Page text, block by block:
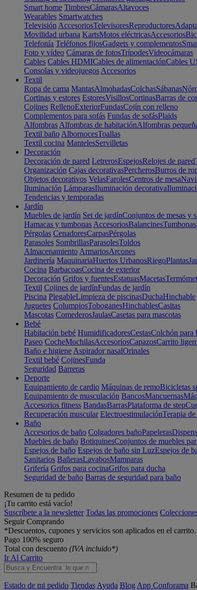
Smart home TimbresCámarasAltavoces
Wearables Smartwatches
Televisión AccesoriosTelevisoresReproductores
Movilidad urbana KartsMotos eléctricasAccesorios
Telefonía Teléfonos fijosGadgets y complementos
Foto y vídeo Cámaras de fotosTrípodesVideocámaras
Cables Cables HDMICables de alimentaciónCables
Consolas y videojuegos Accesorios
Textil
Ropa de cama MantasAlmohadasColchasSábanas
Cortinas y estores EstoresVisillosCortinasBarras de
Cojines RellenoExteriorFundasCojín con relleno
Complementos para sofás Fundas de sofásPlaids
Alfombras Alfombras de habitaciónAlfombras
Textil baño AlbornocesToallas
Textil cocina MantelesServilletas
Decoración
Decoración de pared LetrerosEspejosRelojes de pared
Organización Cajas decorativasPercherosBurros de
Objetos decorativos VelasFarolesCentros de mesa
Iluminación LámparasIluminación decorativa
Tendencias y temporadas
Jardín
Muebles de jardín Set de jardínConjuntos de mesas y
Hamacas y tumbonas AccesoriosBalancinesTumbonas
Pérgolas CenadoresCarpasPérgolas
Parasoles SombrillasParasolesToldos
Almacenamiento ArmariosArcones
Jardinería MaquinariaHuertos UrbanosRiegoPlantas
Cocina BarbacoasCocina de exterior
Decoración Grifos y fuentesEstatuasMacetas
Textil Cojines de jardínFundas de jardín
Piscina PlegableLimpieza de piscinasDuchaHinchable
Juguetes ColumpiosToboganesHinchablesCasitas
Mascotas ComederosJaulasCasetas para mascotas
Bebé
Habitación bebé HumidificadoresCestasColchón para
Paseo CocheMochilasAccesoriosCapazosCarrito
Baño e higiene Aspirador nasalOrinales
Textil bebé CojinesFunda
Seguridad Barreras
Deporte
Equipamiento de cardio Máquinas de remoBicicletas
Equipamiento de musculación BancosMancuernas
Accesorios fitness BandasBarrasPlataforma de step
Recuperación muscular ElectroestimulaciónTerapia
Baño
Accesorios de baño Colgadores bañoPapeleras
Muebles de baño BotiquinesConjuntos de muebles
Espejos de baño Espejos de baño sin LuzEspejos de
Sanitarios BañerasLavabosMamparas
Grifería Grifos para cocinaGrifos para ducha
Seguridad de baño Barras de seguridad para baño
Resumen de tu pedido
¡Tu carrito está vacío!
Suscríbete a la newsletter Todas las promociones
Seguir Comprando
*Descuentos, cupones y servicios son aplicados en el
Pago 100% seguro
Total con descuento (IVA incluido*)
Ir Al Carrito
Estado de mi pedido Tiendas Ayuda Blog App Conforama